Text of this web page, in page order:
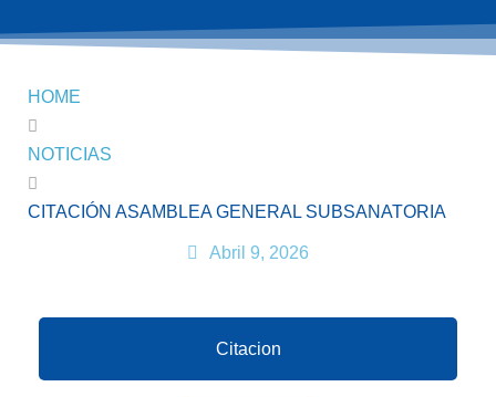
HOME
NOTICIAS
CITACIÓN ASAMBLEA GENERAL SUBSANATORIA
Abril 9, 2026
Citacion